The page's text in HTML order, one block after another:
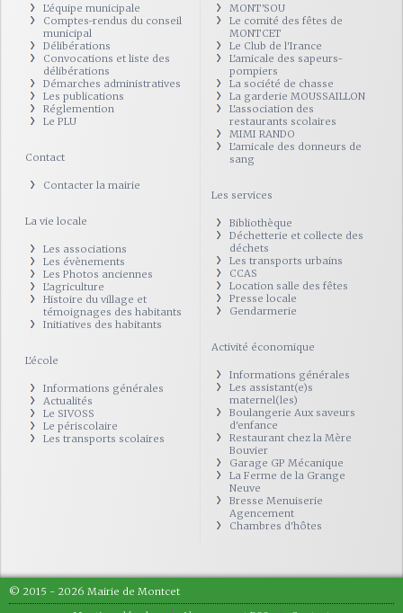
L'équipe municipale
Comptes-rendus du conseil
municipal
Délibérations
Convocations et liste des
délibérations
Démarches administratives
Les publications
Réglemention
Le PLU
Contact
Contacter la mairie
La vie locale
Les associations
Les évènements
Les Photos anciennes
L'agriculture
Histoire du village et
témoignages des habitants
Initiatives des habitants
L'école
Informations générales
Actualités
Le SIVOSS
Le périscolaire
Les transports scolaires
MONT'SOU
Le comité des fêtes de
MONTCET
Le Club de l'Irance
L'amicale des sapeurs-
pompiers
La société de chasse
La garderie MOUSSAILLON
L'association des
restaurants scolaires
MIMI RANDO
L'amicale des donneurs de
sang
Les services
Bibliothèque
Déchetterie et collecte des
déchets
Les transports urbains
CCAS
Location salle des fêtes
Presse locale
Gendarmerie
Activité économique
Informations générales
Les assistant(e)s
maternel(les)
Boulangerie Aux saveurs
d'enfance
Restaurant chez la Mère
Bouvier
Garage GP Mécanique
La Ferme de la Grange
Neuve
Bresse Menuiserie
Agencement
Chambres d'hôtes
© 2015 - 2026 Mairie de Montcet